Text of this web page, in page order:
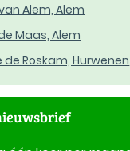
Alem, Alem
Maas, Alem
de Roskam, Hurwenen